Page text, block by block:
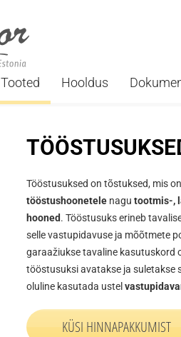
Tooted Hooldus
Tööstusuksed on tõstuksed, mis
tööstushoonetele nagu tootmis-,
hooned. Tööstusuks erineb
selle vastupidavuse ja mõõtmete
garaažiukse tavaline kasutuskord
tööstusuksi avatakse ja suletakse
oluline kasutada ustel
KÜSI HINNAPAKKUMIST